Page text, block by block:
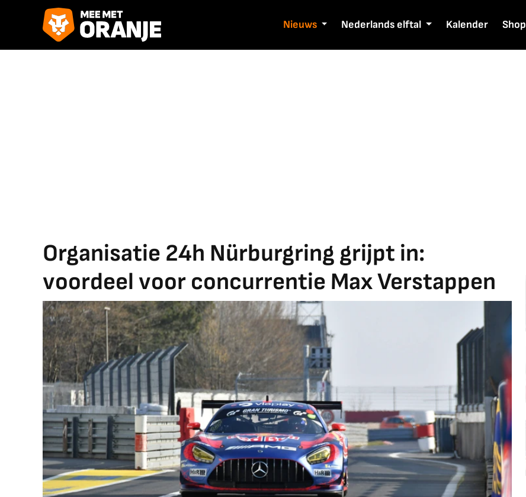
Nieuws Nederlands elftal Kalender Shop
Organisatie 24h Nürburgring grijpt in:
voordeel voor concurrentie Max Verstappen